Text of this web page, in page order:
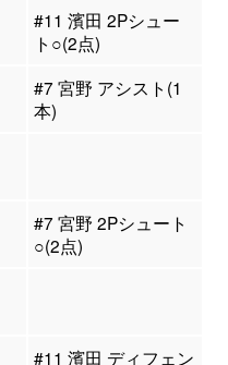
#11 濱田 2Pシュー
ト○(2点)
#7 宮野 アシスト(1
本)
#7 宮野 2Pシュート
○(2点)
#11 濱田 ディフェン